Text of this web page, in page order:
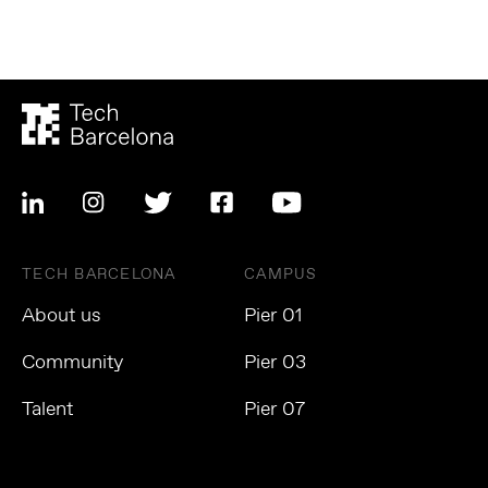
TECH BARCELONA
About us
Community
Talent
CAMPUS
Pier 01
Pier 03
Pier 07